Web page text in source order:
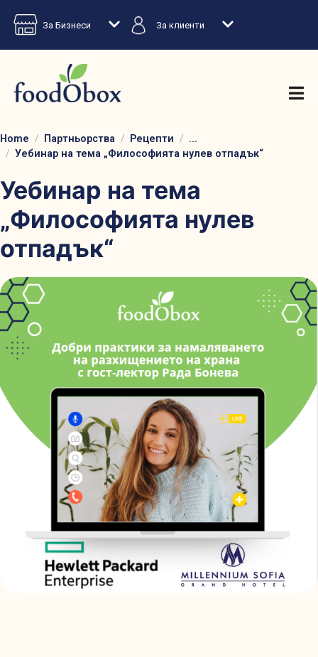
За Бизнеси За клиенти
Home Партньорства Рецепти
...
Уебинар на тема „Философията нулев отпадък“
Уебинар на тема
„Философията нулев
отпадък“